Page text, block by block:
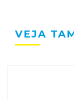
VEJA